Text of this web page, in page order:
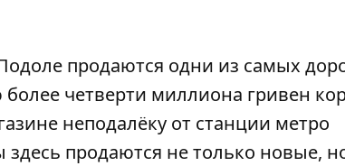
продаются одни из самых
четверти миллиона гривен
неподалёку от станции метро
здесь продаются не только новые,